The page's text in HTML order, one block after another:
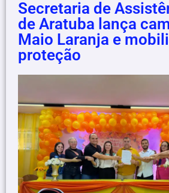
Secretaria de
de Aratuba lança
Maio Laranja e
proteção